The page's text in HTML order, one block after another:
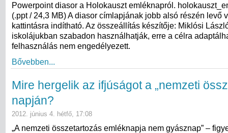
Powerpoint diasor a Holokauszt emléknapról.
(.ppt / 24,3 MB) A diasor címlapjának jobb alsó részén levő
kattintásra indítható. Az összeállítás készítője: Miklósi
iskolájukban szabadon használhatják, erre a célra
felhasználás nem engedélyezett.
Bővebben...
Mire hergelik az ifjúságot a „nemzeti
napján?
2012. június 4. hétfő, 17:08
„A nemzeti összetartozás emléknapja nem gyásznap” –